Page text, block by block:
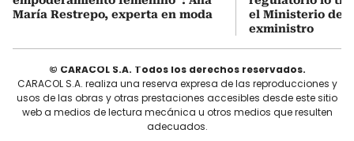
María Restrepo, experta en moda
el Ministerio de
exministro
© CARACOL S.A. Todos los derechos reservados.
CARACOL S.A. realiza una reserva expresa de las reproducciones y
usos de las obras y otras prestaciones accesibles desde este sitio
web a medios de lectura mecánica u otros medios que resulten
adecuados.